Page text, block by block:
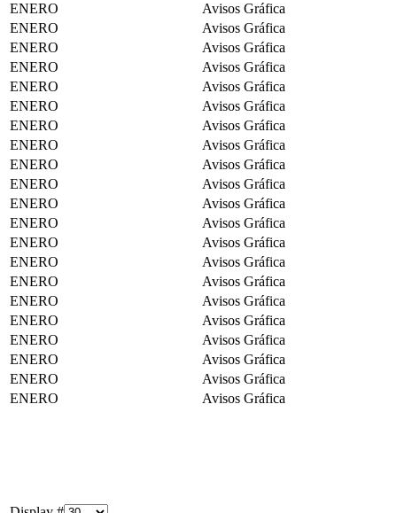
ENERO
Avisos Gráfica
ENERO
Avisos Gráfica
ENERO
Avisos Gráfica
ENERO
Avisos Gráfica
ENERO
Avisos Gráfica
ENERO
Avisos Gráfica
ENERO
Avisos Gráfica
ENERO
Avisos Gráfica
ENERO
Avisos Gráfica
ENERO
Avisos Gráfica
ENERO
Avisos Gráfica
ENERO
Avisos Gráfica
ENERO
Avisos Gráfica
ENERO
Avisos Gráfica
ENERO
Avisos Gráfica
ENERO
Avisos Gráfica
ENERO
Avisos Gráfica
ENERO
Avisos Gráfica
ENERO
Avisos Gráfica
ENERO
Avisos Gráfica
ENERO
Avisos Gráfica